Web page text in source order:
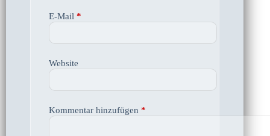
E-Mail *
Website
Kommentar hinzufügen *